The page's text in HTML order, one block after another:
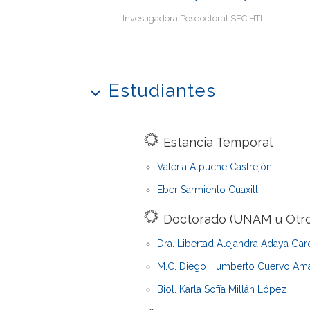
Investigadora Posdoctoral SECIHTI
Estudiantes
Estancia Temporal
Valeria Alpuche Castrejón
Eber Sarmiento Cuaxitl
Doctorado (UNAM u
Dra. Libertad Alejandra Adaya
M.C. Diego Humberto Cuervo
Biol. Karla Sofía Millán López